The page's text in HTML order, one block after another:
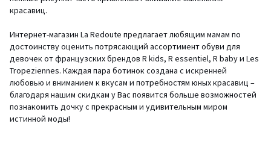
красавиц.
Интернет-магазин La Redoute предлагает любящим мамам по
достоинству оценить потрясающий ассортимент обуви для
девочек от французских брендов R kids, R essentiel, R baby и Les
Tropeziennes. Каждая пара ботинок создана с искренней
любовью и вниманием к вкусам и потребностям юных красавиц –
благодаря нашим скидкам у Вас появится больше возможностей
познакомить дочку с прекрасным и удивительным миром
истинной моды!